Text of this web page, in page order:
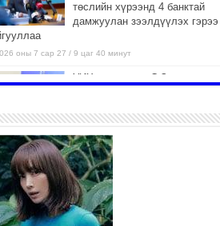
төслийн хүрээнд 4 банктай
дамжуулан зээлдүүлэх гэрээ
оны 7 сар 27 / 9 цаг 40 минут
УИХ-ын гишүүн С.Зулпхар:
2026 оны 7 сар 27 / 9 цаг 19 минут
Ерөнхий хяналтын хоёр
удаагийн сонсголд 345 хүн
оролцжээ
2026 оны 7 сар 27 / 9 цаг 13 минут
Хянан шалгах түр хорооны